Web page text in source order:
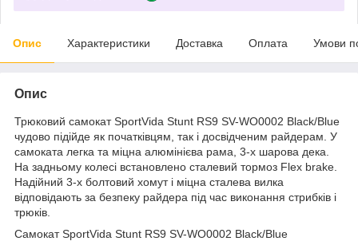
Опис Характеристики Доставка Оплата Умови
Опис
Трюковий самокатSportVida Stunt RS9 SV-WO0002 Black/Blue
чудово підійде як початківцям, так і досвідченим райдерам. У
самоката легка та міцна алюмінієва рама, 3-х шарова дека.
На задньому колесі встановлено сталевий тормоз Flex brake.
Надійний 3-х болтовий хомут і міцна сталева вилка
відповідають за безпеку райдера під час виконання стрибків і
трюків.
СамокатSportVida Stunt RS9 SV-WO0002 Black/Blue